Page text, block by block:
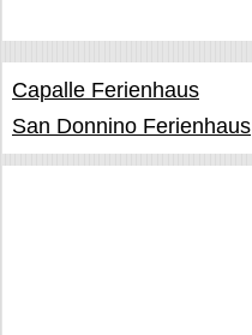
Capalle Ferienhaus
San Donnino Ferienhaus